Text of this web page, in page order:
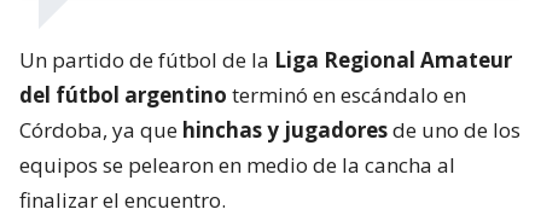
Un partido de fútbol de la Liga Regional Amateur
del fútbol argentino terminó en escándalo en
Córdoba, ya que hinchas y jugadoresde uno de los
equipos se pelearon en medio de la cancha al
finalizar el encuentro.